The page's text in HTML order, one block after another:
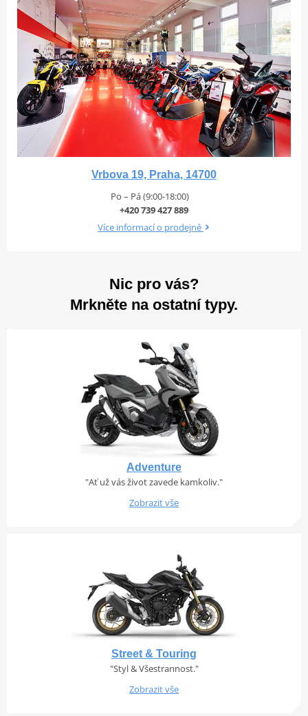
Vrbova 19, Praha, 14700
Po – Pá (9:00-18:00)
+420 739 427 889
Více informací o prodejně
Nic pro vás?
Mrkněte na ostatní typy.
Adventure
"Ať už vás život zavede kamkoliv."
Zobrazit vše
Street & Touring
"Styl & Všestrannost."
Zobrazit vše